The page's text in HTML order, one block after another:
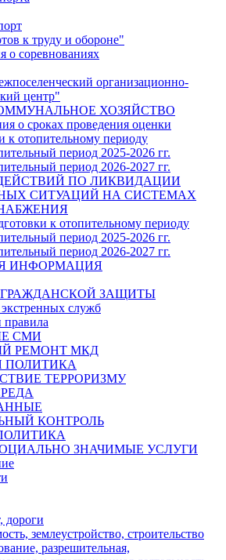
к труду и обороне"
о соревнованиях
организационно-
центр"
ХОЗЯЙСТВО
о сроках проведения оценки
к отопительному периоду
период 2025-2026 гг.
период 2026-2027 гг.
ПО ЛИКВИДАЦИИ
СИТУАЦИЙ НА СИСТЕМАХ
к отопительному периоду
период 2025-2026 гг.
период 2026-2027 гг.
ИНФОРМАЦИЯ
ЗАЩИТЫ
служб
СМИ
РЕМОНТ МКД
ПОЛИТИКА
ТЕРРОРИЗМУ
КОНТРОЛЬ
ЗНАЧИМЫЕ УСЛУГИ
дороги
землеустройство, строительство
разрешительная,